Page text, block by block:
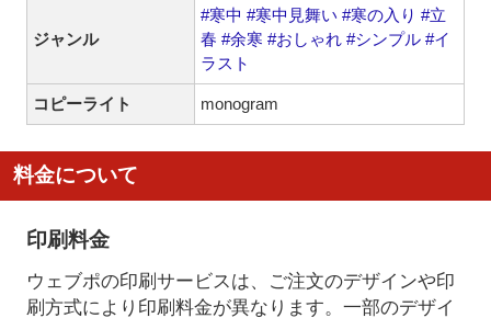
ジャンル
#寒中 #寒中見舞い #寒の入り #立
春 #余寒 #おしゃれ #シンプル #イ
ラスト
コピーライト monogram
料金について
印刷料金
ウェブポの印刷サービスは、ご注文のデザインや印
刷方式により印刷料金が異なります。一部のデザイ